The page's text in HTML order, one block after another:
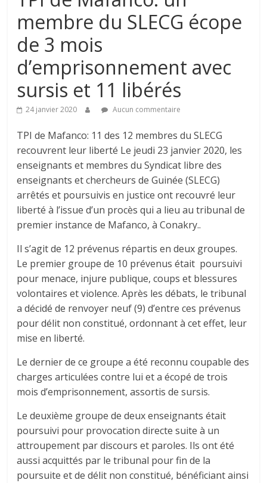
membre du SLECG écope
de 3 mois
d’emprisonnement avec
sursis et 11 libérés
24 janvier 2020 Aucun commentaire
TPI de Mafanco: 11 des 12 membres du SLECG
recouvrent leur liberté Le jeudi 23 janvier 2020, les
enseignants et membres du Syndicat libre des
enseignants et chercheurs de Guinée (SLECG)
arrêtés et poursuivis en justice ont recouvré leur
liberté à l’issue d’un procès qui a lieu au tribunal de
premier instance de Mafanco, à Conakry..
Il s’agit de 12 prévenus répartis en deux groupes.
Le premier groupe de 10 prévenus était poursuivi
pour menace, injure publique, coups et blessures
volontaires et violence. Après les débats, le tribunal
a décidé de renvoyer neuf (9) d’entre ces prévenus
pour délit non constitué, ordonnant à cet effet, leur
mise en liberté.
Le dernier de ce groupe a été reconnu coupable des
charges articulées contre lui et a écopé de trois
mois d’emprisonnement, assortis de sursis.
Le deuxième groupe de deux enseignants était
poursuivi pour provocation directe suite à un
attroupement par discours et paroles. Ils ont été
aussi acquittés par le tribunal pour fin de la
poursuite et de délit non constitué, bénéficiant ainsi